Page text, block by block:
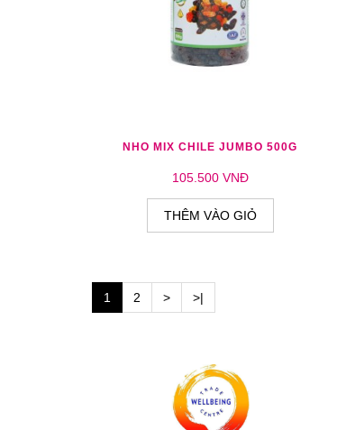
NHO MIX CHILE JUMBO 500G
105.500 VNĐ
THÊM VÀO GIỎ
1 2 > >|